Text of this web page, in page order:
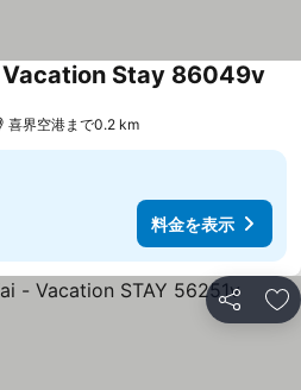
Stay 86049v
喜界空港まで0.2 km
料金を表示
シェア お